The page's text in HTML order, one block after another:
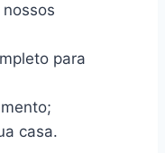
para
casa.